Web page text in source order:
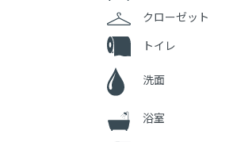
クローゼット
トイレ
洗面
浴室